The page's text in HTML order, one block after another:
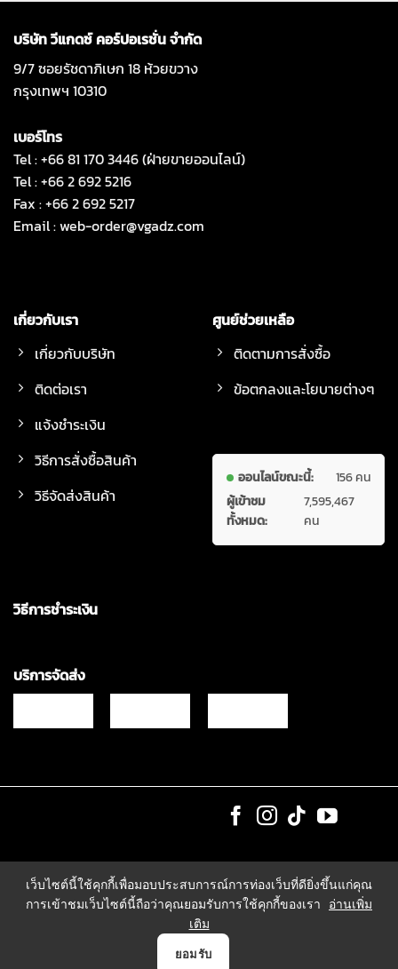
บริษัท วีแกดซ์ คอร์ปอเรชั่น จำกัด
9/7 ซอยรัชดาภิเษก 18 ห้วยขวาง
กรุงเทพฯ 10310
เบอร์โทร
Tel : +66 81 170 3446 (ฝ่ายขายออนไลน์)
Tel : +66 2 692 5216
Fax : +66 2 692 5217
Email :web-order@vgadz.com
เกี่ยวกับเรา
เกี่ยวกับบริษัท
ติดต่อเรา
แจ้งชำระเงิน
วิธีการสั่งซื้อสินค้า
วิธีจัดส่งสินค้า
ศูนย์ช่วยเหลือ
ติดตามการสั่งซื้อ
ข้อตกลงและโยบายต่างๆ
ออนไลน์ขณะนี้:
156 คน
ผู้เข้าชม
ทั้งหมด:
7,595,467
คน
วิธีการชำระเงิน
บริการจัดส่ง
เว็บไซต์นี้ใช้คุกกี้เพื่อมอบประสบการณ์การท่องเว็บที่ดียิ่งขึ้นแก่คุณ
การเข้าชมเว็บไซต์นี้ถือว่าคุณยอมรับการใช้คุกกี้ของเรา
อ่านเพิ่ม
เติม
ยอมรับ